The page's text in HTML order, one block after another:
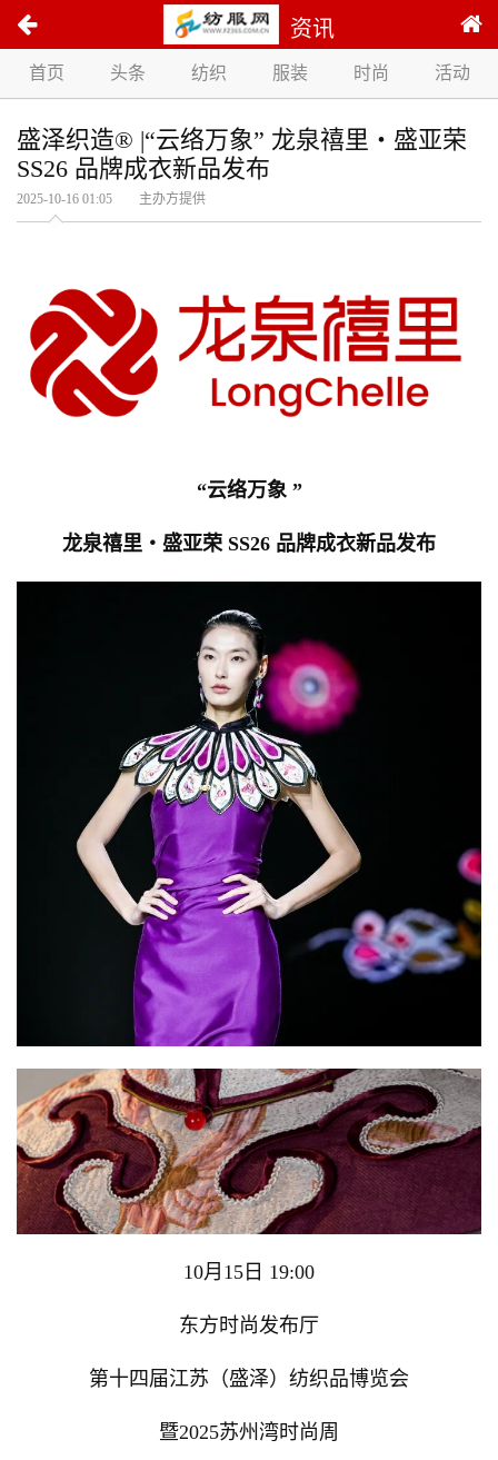
资讯
首页 头条 纺织 服装 时尚 活动
盛泽织造® |“云络万象” 龙泉禧里・盛亚荣
SS26 品牌成衣新品发布
2025-10-16 01:05 主办方提供
“云络万象 ”
龙泉禧里・盛亚荣 SS26 品牌成衣新品发布
10月15日 19:00
东方时尚发布厅
第十四届江苏（盛泽）纺织品博览会
暨2025苏州湾时尚周